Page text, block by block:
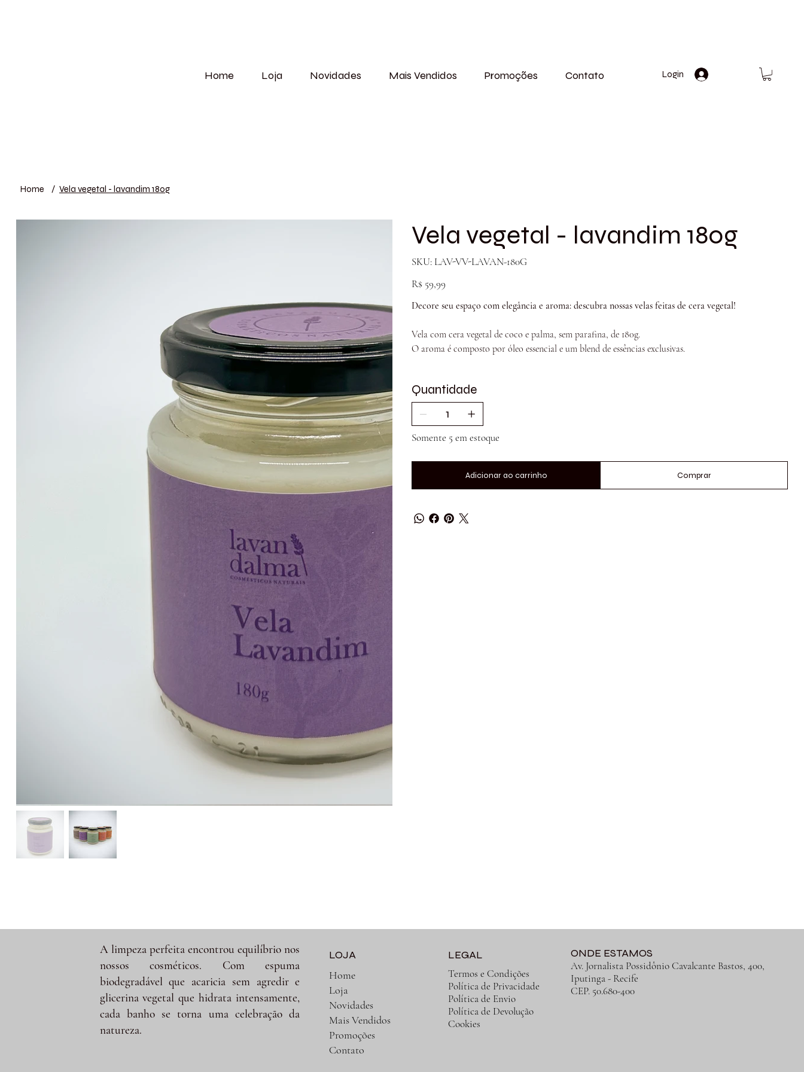
Home Loja Novidades Mais Vendidos Promoções Contato Login
Home / Vela vegetal - lavandim 180g
Vela vegetal - lavandim 180g
SKU: SKU
LAV-
180G
LAV-VV-LAVAN-180G
Preço
R$ 59,99
Decore seu espaço com elegância e aroma: descubra nossas velas feitas de cera vegetal!
Vela com cera vegetal de coco e palma, sem parafina, de 180g.
O aroma é composto por óleo essencial e um blend de essências exclusivas.
Quantidade
Somente 5 em estoque
Adicionar ao carrinho Comprar
A limpeza perfeita encontrou equilíbrio nos
nossos cosméticos. Com espuma
biodegradável que acaricia sem agredir e
glicerina vegetal que hidrata intensamente,
cada banho se torna uma celebração da
natureza.
Home
Loja
Novidades
Mais Vendidos
Promoções
Contato
LOJA LEGAL
Termos e Condições
Política de Privacidade
Política de Envio
Política de Devolução
Cookies
ONDE ESTAMOS
Av. Jornalista Possidônio Cavalcante Bastos, 400,
Iputinga- Recife
CEP. 50.680-400